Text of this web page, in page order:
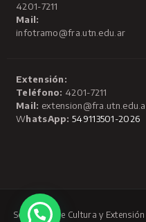
4201-7211
Mail:
infotramo@fra.utn.edu.ar
Extensión:
Teléfono: 4201-7211
Mail:
WhatsApp: 549113501-2026
Secretaría de Cultura y